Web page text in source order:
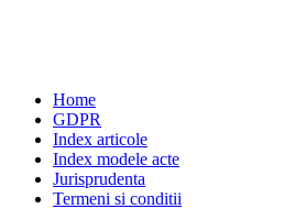
Home
GDPR
Index articole
Index modele acte
Jurisprudenta
Termeni si conditii